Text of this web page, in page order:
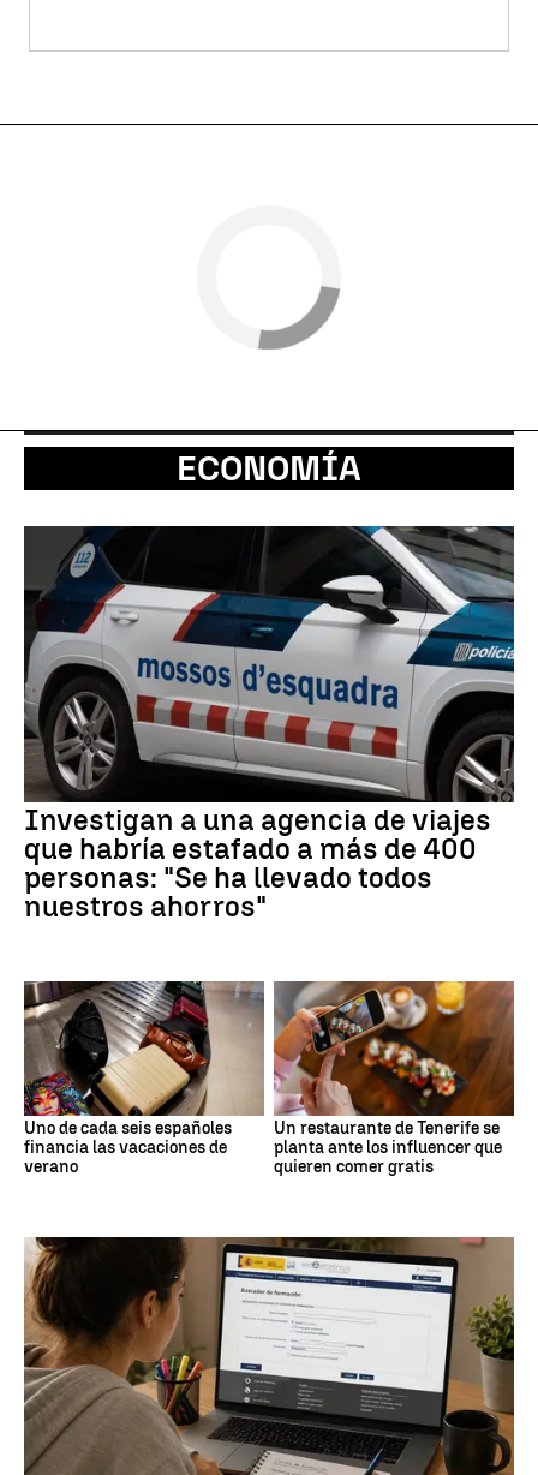
ECONOMÍA
Investigan a una agencia de viajes
que habría estafado a más de 400
personas: "Se ha llevado todos
nuestros ahorros"
Uno de cada seis españoles
financia las vacaciones de
verano
Un restaurante de Tenerife se
planta ante los influencer que
quieren comer gratis